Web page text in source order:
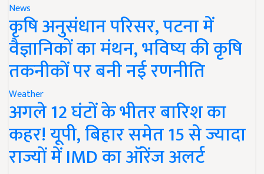
News
कृषि अनुसंधान परिसर, पटना में
वैज्ञानिकों का मंथन, भविष्य की कृषि
तकनीकों पर बनी नई रणनीति
Weather
अगले 12 घंटों के भीतर बारिश का
कहर! यूपी, बिहार समेत 15 से ज्यादा
राज्यों में IMD का ऑरेंज अलर्ट